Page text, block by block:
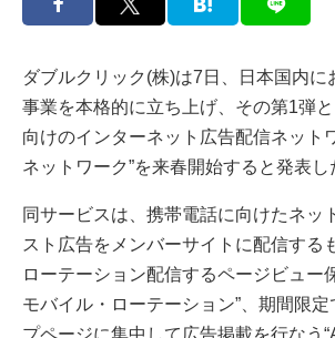
ダブルクリック(株)は7日、日本国内に
事業を本格的に立ち上げ、その第1弾
向けのインターネット広告配信ネット
ネットワーク”を来春開始すると発表し
同サービスは、携帯電話に向けたネッ
スト広告をメンバーサイトに配信する
ローテーション配信するページビュー
モバイル・ローテーション”、期間限
プページに集中して広告掲載を行なう